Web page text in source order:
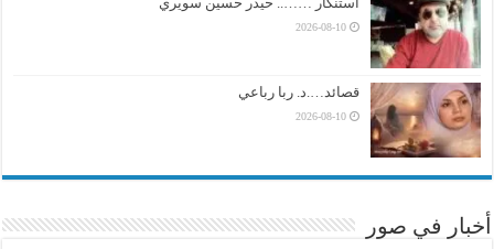
2026-08-10
قصائد….د. ربا رباعي
2026-08-10
أخبار في صور